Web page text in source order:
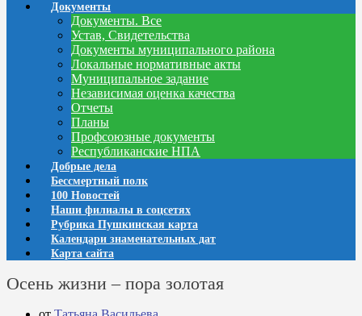
Документы
Документы. Все
Устав, Свидетельства
Документы муниципального района
Локальные нормативные акты
Муниципальное задание
Независимая оценка качества
Отчеты
Планы
Профсоюзные документы
Республиканские НПА
Добрые дела
Бессмертный полк
100 Новостей
Наши филиалы в соцсетях
Рубрика Пушкинская карта
Календари знаменательных дат
Карта сайта
Осень жизни – пора золотая